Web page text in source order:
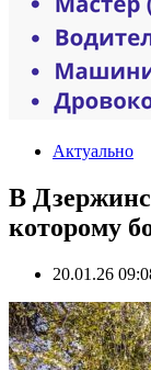
Актуально
В
которому
20.01.26